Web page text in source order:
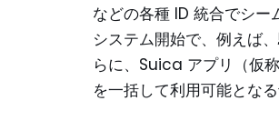
などの各種 ID 統合でシー
システム開始で、例えば
らに、Suica アプリ（仮
を一括して利用可能となる